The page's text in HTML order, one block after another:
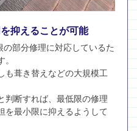
抑えることが可能
部分修理に対応しているた
も葺き替えなどの大規模工
判断すれば、最低限の修理
を最小限に抑えるようして